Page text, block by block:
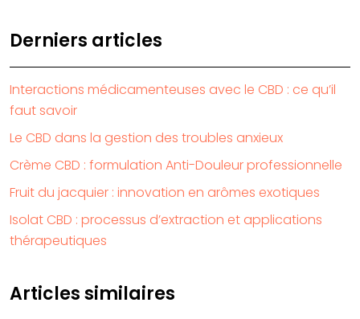
Derniers articles
Interactions médicamenteuses avec le CBD : ce qu’il
faut savoir
Le CBD dans la gestion des troubles anxieux
Crème CBD : formulation Anti-Douleur professionnelle
Fruit du jacquier : innovation en arômes exotiques
Isolat CBD : processus d’extraction et applications
thérapeutiques
Articles similaires